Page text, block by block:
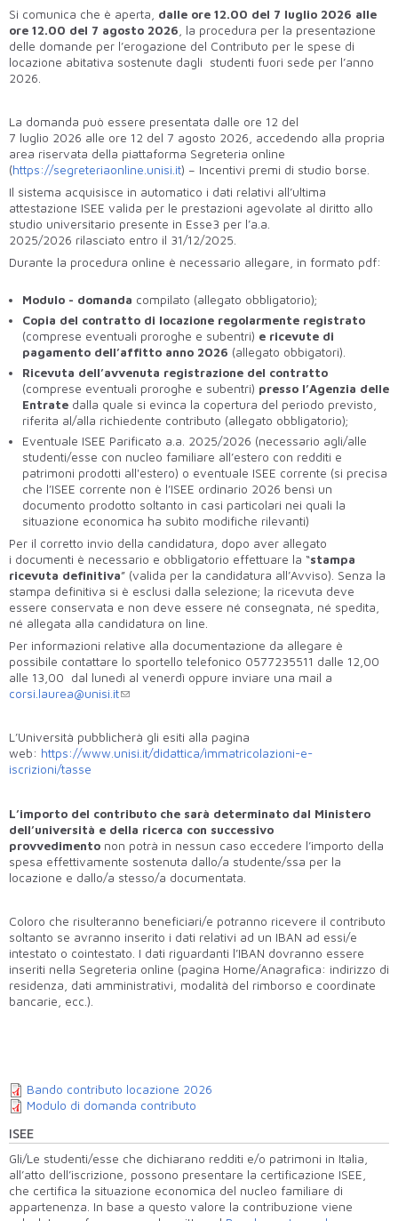
Si comunica che è aperta, dalle ore 12.00 del 7 luglio 2026 alle
ore 12.00 del 7 agosto 2026 , la procedura per la presentazione
delle domande per l’erogazione del Contributo per le spese di
locazione abitativa sostenute dagli studenti fuori sede per l’anno
2026.
La domanda può essere presentata dalle ore 12 del
7 luglio 2026 alle ore 12 del 7 agosto 2026, accedendo alla propria
area riservata della piattaforma Segreteria online
(https://segreteriaonline.unisi.it) – Incentivi premi di studio borse.
Il sistema acquisisce in automatico i dati relativi all’ultima
attestazione ISEE valida per le prestazioni agevolate al diritto allo
studio universitario presente in Esse3 per l’a.a.
2025/2026 rilasciato entro il 31/12/2025.
Durante la procedura online è necessario allegare, in formato pdf:
Modulo - domanda compilato (allegato obbligatorio);
Copia del contratto di locazione regolarmente registrato
(comprese eventuali proroghe e subentri) e ricevute di
pagamento dell’affitto anno 2026 (allegato obbigatori).
Ricevuta dell’avvenuta registrazione del contratto
(comprese eventuali proroghe e subentri) presso l’Agenzia delle
Entrate dalla quale si evinca la copertura del periodo previsto,
riferita al/alla richiedente contributo (allegato obbligatorio);
Eventuale ISEE Parificato a.a. 2025/2026 (necessario agli/alle
studenti/esse con nucleo familiare all’estero con redditi e
patrimoni prodotti all'estero) o eventuale ISEE corrente (si precisa
che l’ISEE corrente non è l’ISEE ordinario 2026 bensì un
documento prodotto soltanto in casi particolari nei quali la
situazione economica ha subìto modifiche rilevanti)
Per il corretto invio della candidatura, dopo aver allegato
i documenti è necessario e obbligatorio effettuare la “stampa
ricevuta definitiva” (valida per la candidatura all’Avviso). Senza la
stampa definitiva si è esclusi dalla selezione; la ricevuta deve
essere conservata e non deve essere né consegnata, né spedita,
né allegata alla candidatura on line.
Per informazioni relative alla documentazione da allegare è
possibile contattare lo sportello telefonico 0577235511 dalle 12,00
alle 13,00 dal lunedì al venerdì oppure inviare una mail a
corsi.laurea@unisi.it
L’Università pubblicherà gli esiti alla pagina
web: https://www.unisi.it/didattica/immatricolazioni-e-
iscrizioni/tasse
L’importo del contributo che sarà determinato dal Ministero
dell’università e della ricerca con successivo
provvedimento non potrà in nessun caso eccedere l’importo della
spesa effettivamente sostenuta dallo/a studente/ssa per la
locazione e dallo/a stesso/a documentata.
Coloro che risulteranno beneficiari/e potranno ricevere il contributo
soltanto se avranno inserito i dati relativi ad un IBAN ad essi/e
intestato o cointestato. I dati riguardanti l’IBAN dovranno essere
inseriti nella Segreteria online (pagina Home/Anagrafica: indirizzo di
residenza, dati amministrativi, modalità del rimborso e coordinate
bancarie, ecc.).
Bando contributo locazione 2026
Modulo di domanda contributo
ISEE
Gli/Le studenti/esse che dichiarano redditi e/o patrimoni in Italia,
all’atto dell’iscrizione, possono presentare la certificazione ISEE,
che certifica la situazione economica del nucleo familiare di
appartenenza. In base a questo valore la contribuzione viene